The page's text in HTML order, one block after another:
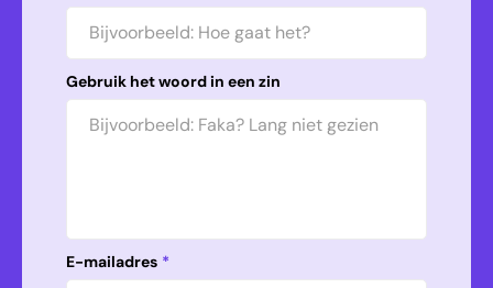
Gebruik het woord in een zin
E-mailadres *